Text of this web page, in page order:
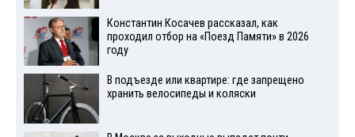
Константин Косачев рассказал, как
проходил отбор на «Поезд Памяти» в 2026
году
В подъезде или квартире: где запрещено
хранить велосипеды и коляски